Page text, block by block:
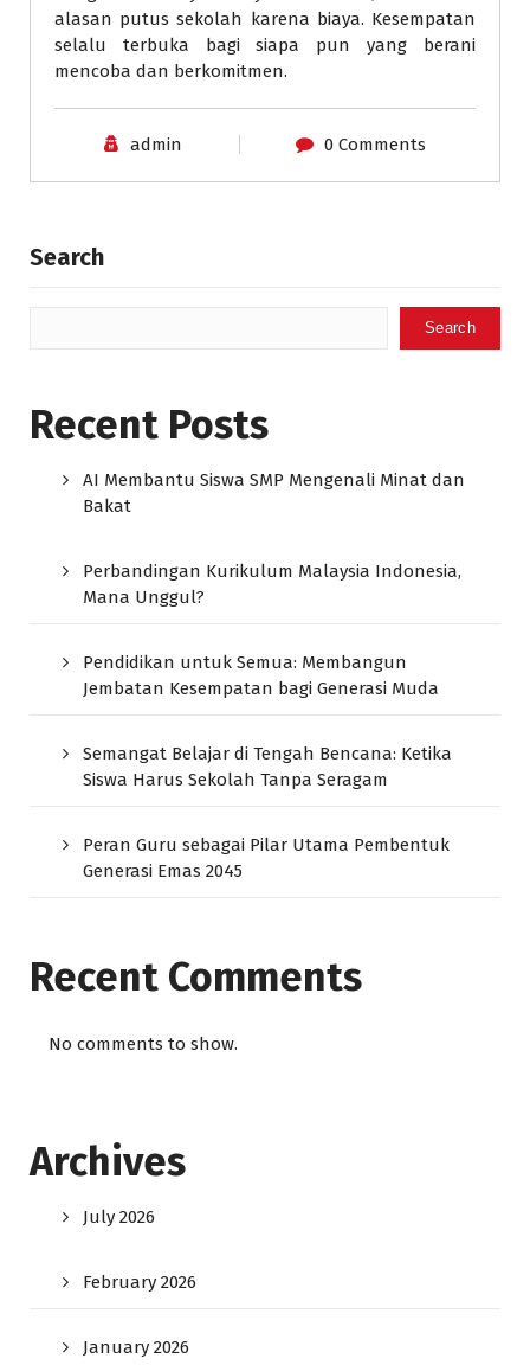
alasan putus sekolah karena biaya. Kesempatan
selalu terbuka bagi siapa pun yang berani
mencoba dan berkomitmen.
admin 0 Comments
Search
Search
Recent Posts
AI Membantu Siswa SMP Mengenali Minat dan
Bakat
Perbandingan Kurikulum Malaysia Indonesia,
Mana Unggul?
Pendidikan untuk Semua: Membangun
Jembatan Kesempatan bagi Generasi Muda
Semangat Belajar di Tengah Bencana: Ketika
Siswa Harus Sekolah Tanpa Seragam
Peran Guru sebagai Pilar Utama Pembentuk
Generasi Emas 2045
Recent Comments
No comments to show.
Archives
July 2026
February 2026
January 2026